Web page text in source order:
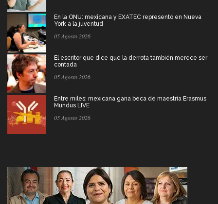
En la ONU: mexicana y EXATEC representó en Nueva
York a la juventud
05 Agosto 2026
El escritor que dice que la derrota también merece ser
contada
05 Agosto 2026
Entre miles: mexicana gana beca de maestría Erasmus
Mundus LIVE
05 Agosto 2026